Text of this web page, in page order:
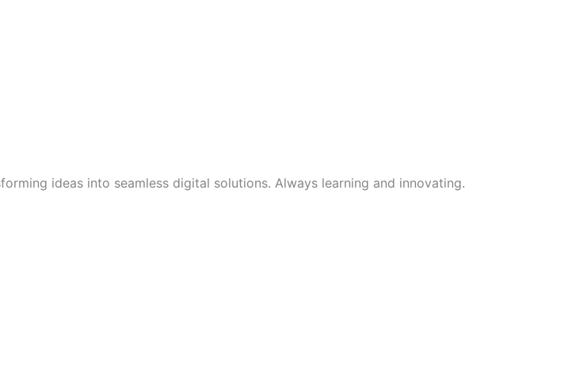
ideas into seamless digital solutions. Always learning and innovating.